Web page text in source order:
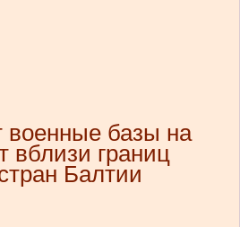
военные базы на
вблизи границ
Балтии